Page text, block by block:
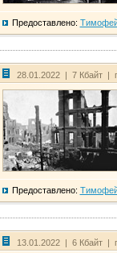
Предоставлено:
28.01.2022 | 7 Кбайт |
Предоставлено:
13.01.2022 | 6 Кбайт |